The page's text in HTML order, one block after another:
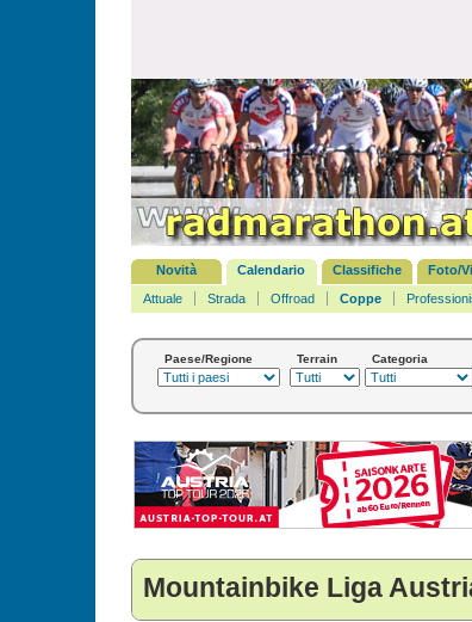
Novità Calendario Classifiche Foto/
Attuale
Strada Offroad Coppe
Paese/Regione Terrain Categoria
Mountainbike Liga